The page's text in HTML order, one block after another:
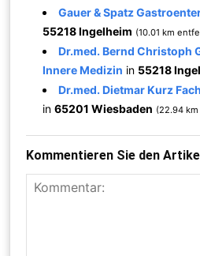
Gauer & Spatz
55218 Ingelheim (10.01 km
Dr.med. Bernd Christoph
Innere Medizin in 55218
Dr.med. Dietmar Kurz
in65201 Wiesbaden (22.94
Kommentieren Sie den